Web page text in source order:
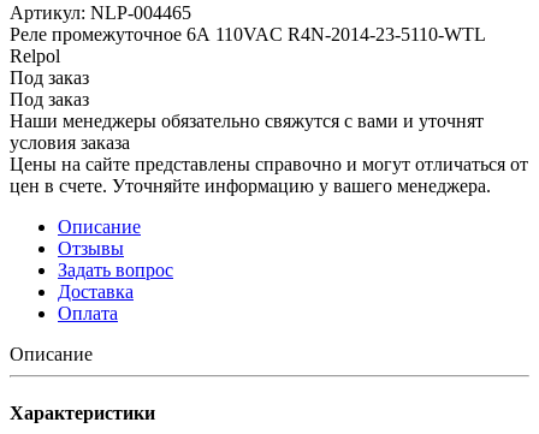
Артикул: NLP-004465
Реле промежуточное 6А 110VAC R4N-2014-23-5110-WTL
Relpol
Под заказ
Под заказ
Наши менеджеры обязательно свяжутся с вами и уточнят
условия заказа
Цены на сайте представлены справочно и могут отличаться от
цен в счете. Уточняйте информацию у вашего менеджера.
Описание
Отзывы
Задать вопрос
Доставка
Оплата
Описание
Характеристики